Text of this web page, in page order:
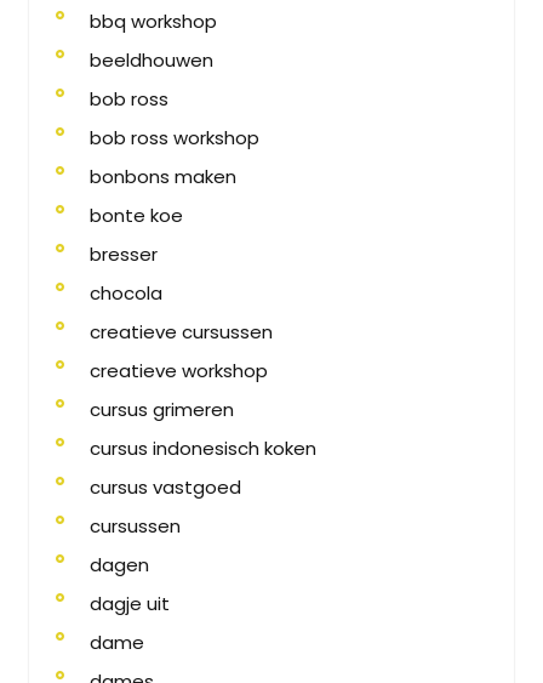
bbq workshop
beeldhouwen
bob ross
bob ross workshop
bonbons maken
bonte koe
bresser
chocola
creatieve cursussen
creatieve workshop
cursus grimeren
cursus indonesisch koken
cursus vastgoed
cursussen
dagen
dagje uit
dame